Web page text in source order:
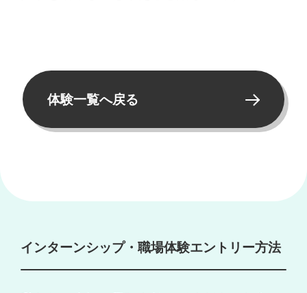
体験一覧へ戻る
インターンシップ・職場体験エントリー方法